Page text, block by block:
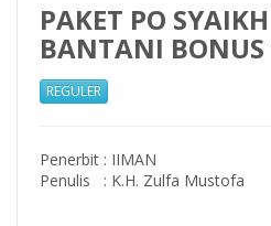
PAKET PO
BANTANI BONUS
REGULER
Penerbit : IIMAN
Penulis
: K.H. Zulfa Mustofa